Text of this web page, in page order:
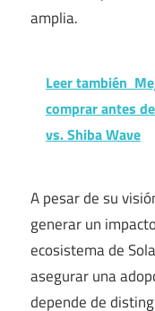
amplia.
Leer también
comprar antes
vs. Shiba Wave
A pesar de su
generar un
ecosistema de
asegurar una
depende de